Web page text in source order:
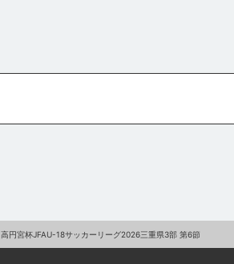
高円宮杯JFAU-18サッカーリーグ2026三重県3部 第6節